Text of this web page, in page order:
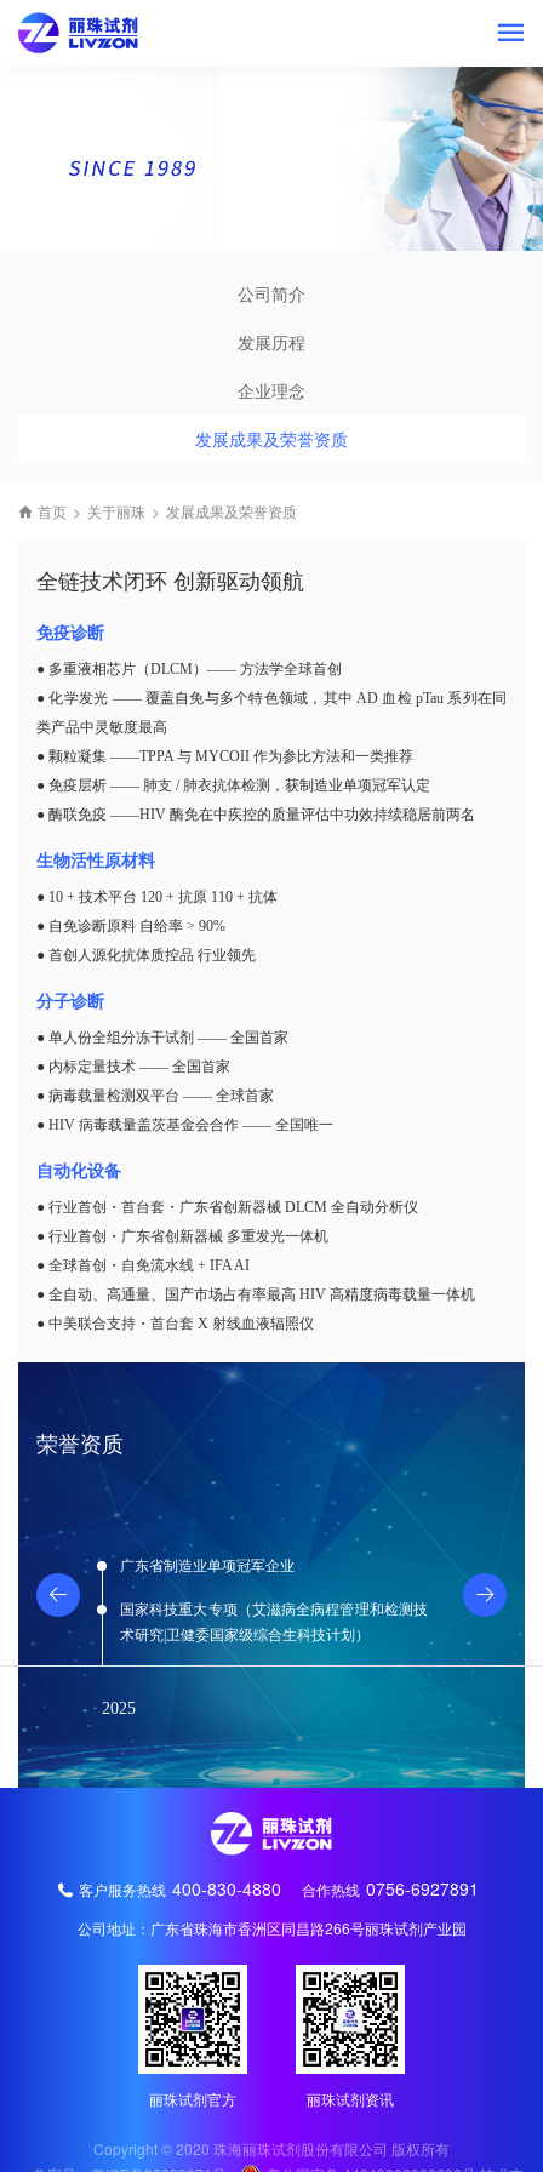
公司简介
发展历程
企业理念
发展成果及荣誉资质
首页 > 关于丽珠 > 发展成果及荣誉资质
全链技术闭环 创新驱动领航
免疫诊断
● 多重液相芯片（DLCM）—— 方法学全球首创
● 化学发光 —— 覆盖自免与多个特色领域，其中 AD 血检 pTau 系列在同
类产品中灵敏度最高
● 颗粒凝集 ——TPPA 与 MYCOII 作为参比方法和一类推荐
● 免疫层析 —— 肺支 / 肺衣抗体检测，获制造业单项冠军认定
● 酶联免疫 ——HIV 酶免在中疾控的质量评估中功效持续稳居前两名
生物活性原材料
● 10 + 技术平台 120 + 抗原 110 + 抗体
● 自免诊断原料 自给率 > 90%
● 首创人源化抗体质控品 行业领先
分子诊断
● 单人份全组分冻干试剂 —— 全国首家
● 内标定量技术 —— 全国首家
● 病毒载量检测双平台 —— 全球首家
● HIV 病毒载量盖茨基金会合作 —— 全国唯一
自动化设备
● 行业首创・首台套・广东省创新器械 DLCM 全自动分析仪
● 行业首创・广东省创新器械 多重发光一体机
● 全球首创・自免流水线 + IFA AI
● 全自动、高通量、国产市场占有率最高 HIV 高精度病毒载量一体机
● 中美联合支持・首台套 X 射线血液辐照仪
荣誉资质
广东省制造业单项冠军企业
国家科技重大专项（艾滋病全病程管理和检测技
术研究|卫健委国家级综合生科技计划）
2025
专精特新"
2024
客户服务热线 400-830-4880 合作热线 0756-6927891
公司地址：广东省珠海市香洲区同昌路266号丽珠试剂产业园
丽珠试剂官方 丽珠试剂资讯
Copyright © 2020 珠海丽珠试剂股份有限公司 版权所有